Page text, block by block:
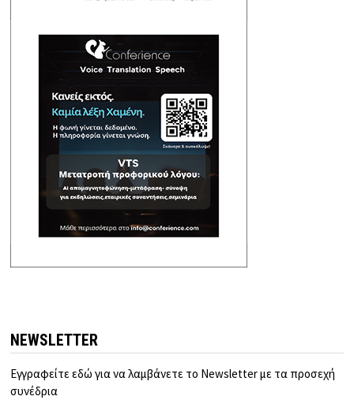
NEWSLETTER
Εγγραφείτε εδώ για να λαμβάνετε το Newsletter με τα προσεχή
συνέδρια